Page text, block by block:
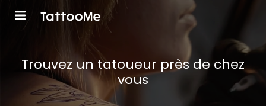
Trouvez un tatoueur près de chez
vous